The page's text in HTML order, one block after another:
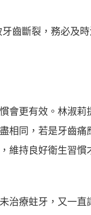
齒斷裂，務必及
會更有效。林淑莉
相同，若是牙齒痛
維持良好衛生習慣
治療蛀牙，又一直